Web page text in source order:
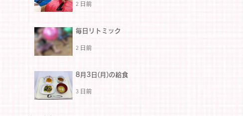
2 日前
毎日リトミック
2 日前
8月3日(月)の給食
3 日前